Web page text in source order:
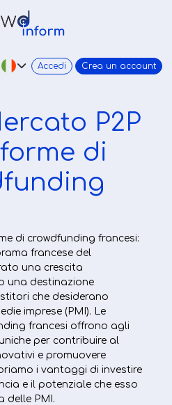
Accedi Crea un account
P2P
di
di crowdfunding francesi:
francese del
una crescita
una destinazione
che desiderano
imprese (PMI). Le
francesi offrono agli
per contribuire al
e promuovere
i vantaggi di investire
e il potenziale che esso
delle PMI.